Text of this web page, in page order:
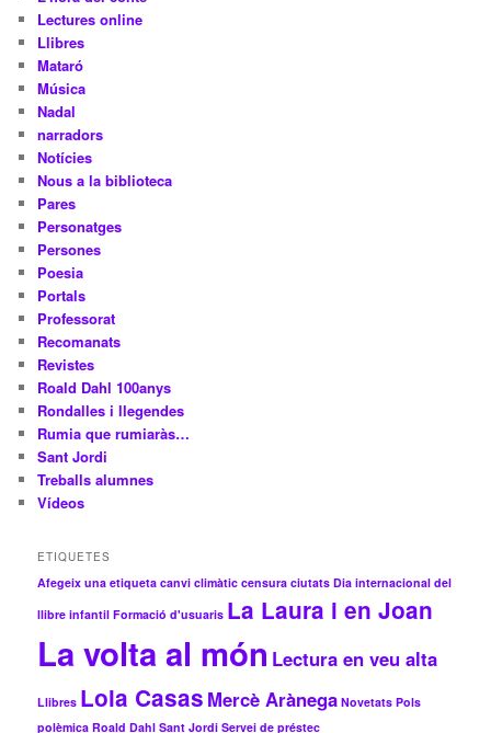
Lectures online
Llibres
Mataró
Música
Nadal
narradors
Notícies
Nous a la biblioteca
Pares
Personatges
Persones
Poesia
Portals
Professorat
Recomanats
Revistes
Roald Dahl 100anys
Rondalles i llegendes
Rumia que rumiaràs…
Sant Jordi
Treballs alumnes
Vídeos
ETIQUETES
Afegeix una etiqueta canvi climàtic censura ciutats Dia internacional del
llibre infantil Formació d'usuaris La Laura i en Joan
La volta al món Lectura en veu alta
Llibres Lola Casas Mercè Arànega Novetats Pols
polèmica Roald Dahl Sant Jordi Servei de préstec